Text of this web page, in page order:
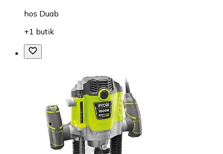
hos Duab
+1 butik